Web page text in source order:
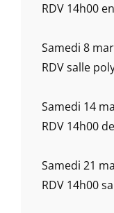
RDV 14h00
Samedi 8
RDV salle
Samedi 14
RDV 14h00
Samedi 21
RDV 14h00